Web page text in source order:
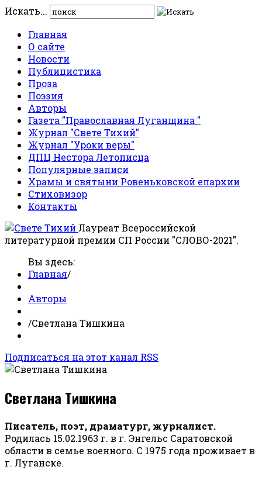
Искать...
Главная
О сайте
Новости
Публицистика
Проза
Поэзия
Авторы
Газета "Православная Луганщина "
Журнал "Свете Тихий"
Журнал "Уроки веры"
ДПЦ Нестора Летописца
Популярные записи
Храмы и святыни Ровеньковской епархии
Стиховизор
Контакты
Лауреат Всероссийской
литературной премии СП России "СЛОВО-2021".
Вы здесь:
Главная/
Авторы
/Светлана Тишкина
Подписаться на этот канал RSS
Светлана Тишкина
Писатель, поэт, драматург, журналист.
Родилась 15.02.1963 г. в г. Энгельс Саратовской
области в семье военного. С 1975 года проживает в
г. Луганске.